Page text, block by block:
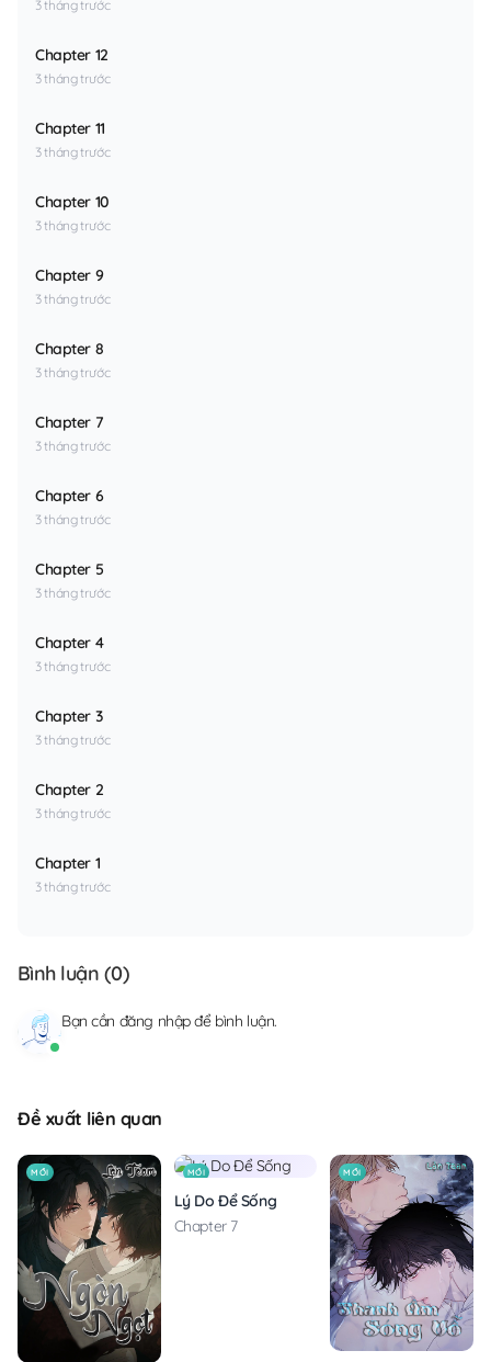
3 tháng trước
Chapter 12
3 tháng trước
Chapter 11
3 tháng trước
Chapter 10
3 tháng trước
Chapter 9
3 tháng trước
Chapter 8
3 tháng trước
Chapter 7
3 tháng trước
Chapter 6
3 tháng trước
Chapter 5
3 tháng trước
Chapter 4
3 tháng trước
Chapter 3
3 tháng trước
Chapter 2
3 tháng trước
Chapter 1
3 tháng trước
Bình luận (0)
Bạn cần đăng nhậpđể bình luận.
Đề xuất liên quan
MỚI MỚI
Lý Do Để Sống
Chapter 7
MỚI